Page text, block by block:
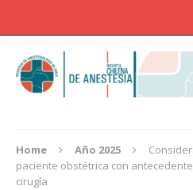
Home Año 2025
paciente obstétrica con
cirugía